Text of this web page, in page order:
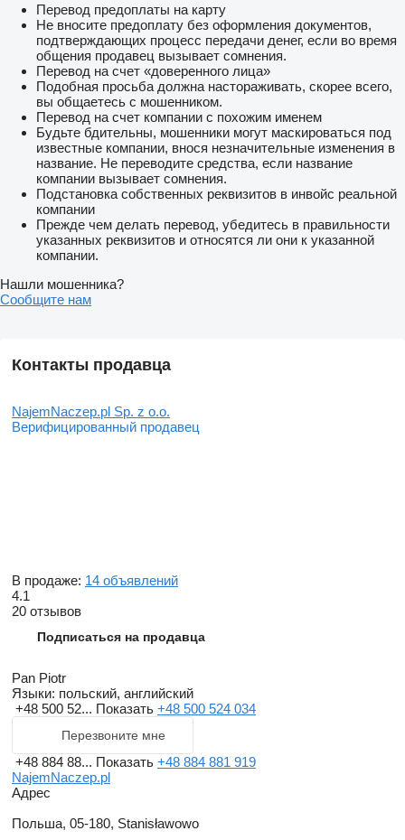
Перевод предоплаты на карту
Не вносите предоплату без оформления документов,
подтверждающих процесс передачи денег, если во время
общения продавец вызывает сомнения.
Перевод на счет «доверенного лица»
Подобная просьба должна настораживать, скорее всего,
вы общаетесь с мошенником.
Перевод на счет компании с похожим именем
Будьте бдительны, мошенники могут маскироваться под
известные компании, внося незначительные изменения в
название. Не переводите средства, если название
компании вызывает сомнения.
Подстановка собственных реквизитов в инвойс реальной
компании
Прежде чем делать перевод, убедитесь в правильности
указанных реквизитов и относятся ли они к указанной
компании.
Нашли мошенника?
Сообщите нам
Контакты продавца
NajemNaczep.pl Sp. z o.o.
Верифицированный продавец
В продаже: 14 объявлений
4.1
20 отзывов
Подписаться на продавца
Pan Piotr
Языки: польский, английский
+48 500 52... Показать +48 500 524 034
Перезвоните мне
+48 884 88... Показать +48 884 881 919
NajemNaczep.pl
Адрес
Польша, 05-180, Stanisławowo